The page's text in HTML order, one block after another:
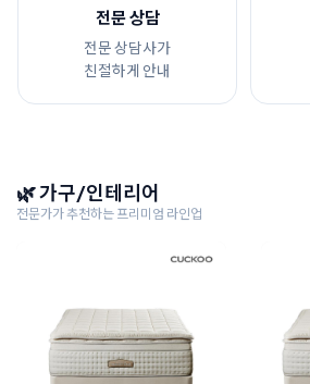
전문 상담
전문 상담사가
친절하게 안내
🌿 가구/인테리어
전문가가 추천하는 프리미엄 라인업